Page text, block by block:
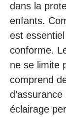
dans la
enfants.
est
conforme.
ne se limite
comprend
éclairage